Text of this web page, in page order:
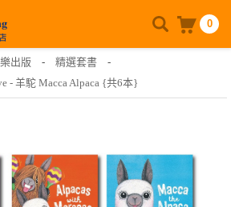
0
出版 - 精選套書
-
- 羊駝 Macca Alpaca {共6本}